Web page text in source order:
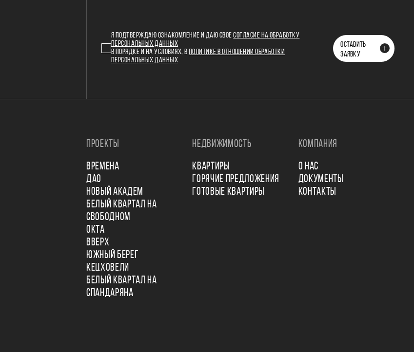
Я ПОДТВЕРЖДАЮ ОЗНАКОМЛЕНИЕ И ДАЮ СВОЕСОГЛАСИЕ НА ОБРАБОТКУ
ПЕРСОНАЛЬНЫХ ДАННЫХ
В ПОРЯДКЕ И НА УСЛОВИЯХ, В
ПОЛИТИКЕ В ОТНОШЕНИИ ОБРАБОТКИ
ПЕРСОНАЛЬНЫХ ДАННЫХ
ОСТАВИТЬ
ЗАЯВКУ
ПРОЕКТЫ
ВРЕМЕНА
ДАО
НОВЫЙ АКАДЕМ
БЕЛЫЙ КВАРТАЛ НА
СВОБОДНОМ
ОКТА
ВВЕРХ
ЮЖНЫЙ БЕРЕГ
КЕЦХОВЕЛИ
БЕЛЫЙ КВАРТАЛ НА
СПАНДАРЯНА
НЕДВИЖИМОСТЬ
КВАРТИРЫ
ГОРЯЧИЕ ПРЕДЛОЖЕНИЯ
ГОТОВЫЕ КВАРТИРЫ
КОМПАНИЯ
О НАС
ДОКУМЕНТЫ
КОНТАКТЫ